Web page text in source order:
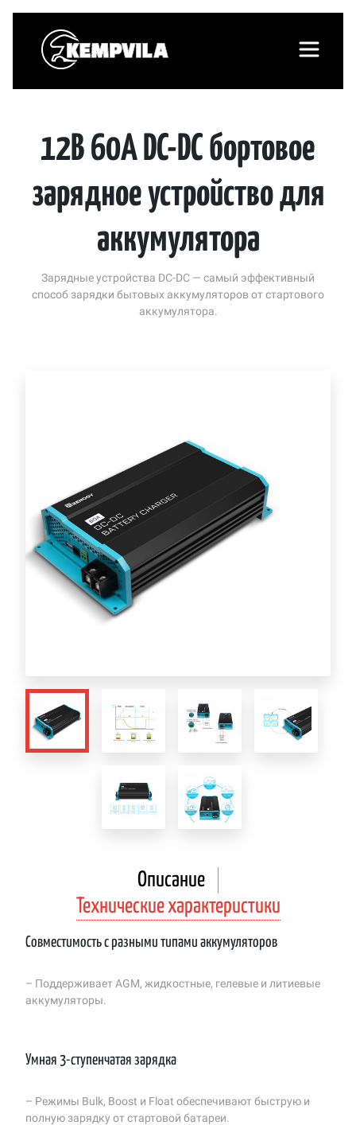
12В 60А DC-DC бортовое
зарядное устройство для
аккумулятора
Зарядные устройства DC-DC — самый эффективный
способ зарядки бытовых аккумуляторов от стартового
аккумулятора.
Описание
Технические характеристики
Совместимость с разными типами аккумуляторов
– Поддерживает AGM, жидкостные, гелевые и литиевые
аккумуляторы.
Умная 3-ступенчатая зарядка
– Режимы Bulk, Boost и Float обеспечивают быструю и
полную зарядку от стартовой батареи.